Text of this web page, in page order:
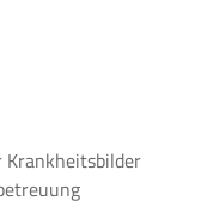
Krankheitsbilder